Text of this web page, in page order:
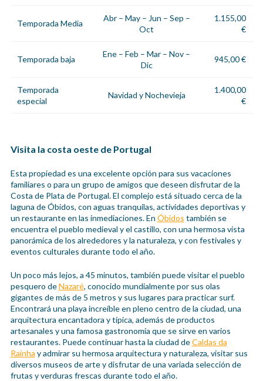
Temporada Media
Abr – May – Jun – Sep –
Oct
1.155,00
€
Temporada baja
Ene – Feb – Mar – Nov –
Dic
945,00 €
Temporada
especial
Navidad y Nochevieja
1.400,00
€
Visita la costa oeste de Portugal
Esta propiedad es una excelente opción para sus vacaciones
familiares o para un grupo de amigos que deseen disfrutar de la
Costa de Plata de Portugal. El complejo está situado cerca de la
laguna de Óbidos, con aguas tranquilas, actividades deportivas y
un restaurante en las inmediaciones. En Óbidos también se
encuentra el pueblo medieval y el castillo, con una hermosa vista
panorámica de los alrededores y la naturaleza, y con festivales y
eventos culturales durante todo el año.
Un poco más lejos, a 45 minutos, también puede visitar el pueblo
pesquero deNazaré, conocido mundialmente por sus olas
gigantes de más de 5 metros y sus lugares para practicar surf.
Encontrará una playa increíble en pleno centro de la ciudad, una
arquitectura encantadora y típica, además de productos
artesanales y una famosa gastronomía que se sirve en varios
restaurantes. Puede continuar hasta la ciudad deCaldas da
Rainha y admirar su hermosa arquitectura y naturaleza, visitar sus
diversos museos de arte y disfrutar de una variada selección de
frutas y verduras frescas durante todo el año.